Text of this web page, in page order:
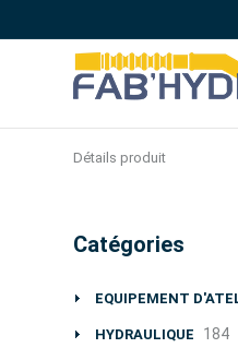
Détails produit
Catégories
EQUIPEMENT
HYDRAULIQUE 184